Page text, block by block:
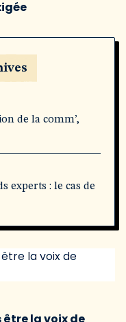
de la comm’,
experts : le cas de